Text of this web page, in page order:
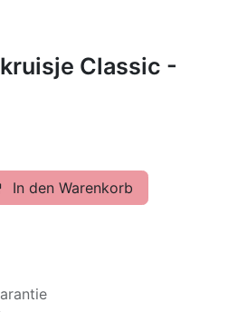
Classic -
In den Warenkorb